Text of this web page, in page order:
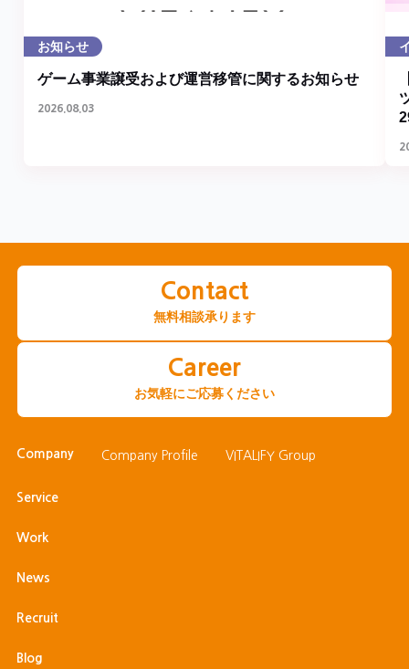
お知らせ
ゲーム事業譲受および運営移管に関するお知らせ
2026.08.03
Contact
無料相談承ります
Career
お気軽にご応募ください
Company Company Profile VITALIFY Group
Service
Work
News
Recruit
Blog